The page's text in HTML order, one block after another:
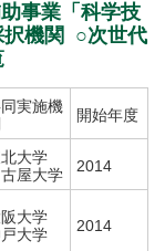
事業「科学技
択機関 ○次世代
実施機
開始年度
大学
屋大学
2014
大学
大学
2014